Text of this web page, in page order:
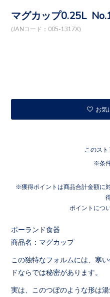
マグカップ0.25L
(JANコード：005-1317X)
お気
このス
条
獲得ポイントは商品合計金額に
ポイントにつ
ポーランド食器
商品名：マグカップ
この独特なフォルムには、寒
ドならでは秘密があります。
実は、このつぼのような形は